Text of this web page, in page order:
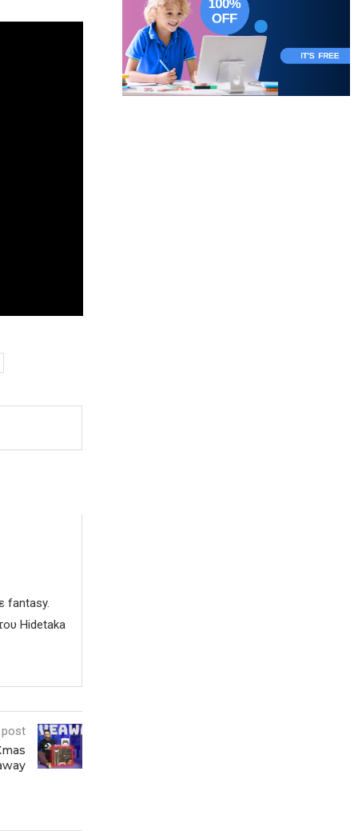
fantasy.
Hidetaka